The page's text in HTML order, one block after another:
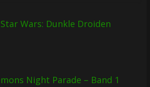
Wars: Dunkle Droiden
Night Parade – Band 1